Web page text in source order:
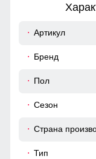
Их назначение
такие подтяжки
Удобные и
Артикул
Бренд
Пол
Сезон
Страна
Тип